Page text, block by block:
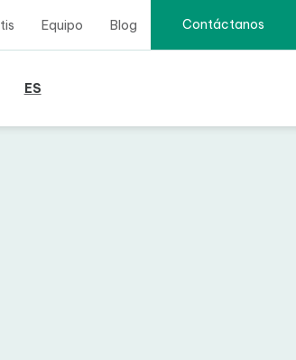
Equipo Blog Contáctanos
ES